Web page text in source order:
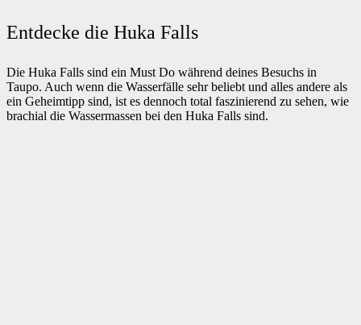
Entdecke die Huka Falls
Die Huka Falls sind ein Must Do während deines Besuchs in
Taupo. Auch wenn die Wasserfälle sehr beliebt und alles andere als
ein Geheimtipp sind, ist es dennoch total faszinierend zu sehen, wie
brachial die Wassermassen bei den Huka Falls sind.